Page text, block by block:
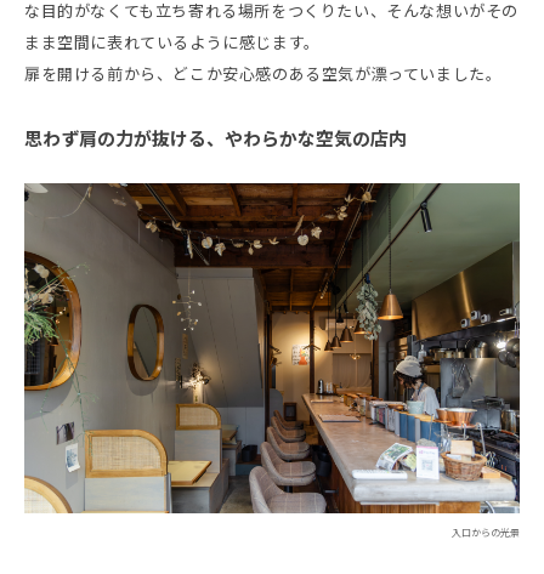
な目的がなくても立ち寄れる場所をつくりたい、そんな想いがその
まま空間に表れているように感じます。
扉を開ける前から、どこか安心感のある空気が漂っていました。
思わず肩の力が抜ける、やわらかな空気の店内
入口からの光景